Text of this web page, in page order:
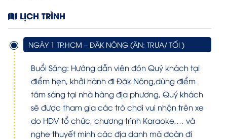
LỊCH TRÌNH
NGÀY 1 TP.HCM – ĐĂK NÔNG (ĂN: TRƯA/ TỐI )
Buổi Sáng: Hướng dẫn viên đón Quý khách tại
điểm hẹn, khởi hành đi Đăk Nông,dùng điểm
tâm sáng tại nhà hàng địa phương, Quý khách
sẽ được tham gia các trò chơi vui nhộn trên xe
do HDV tổ chức, chương trình Karaoke,… và
nghe thuyết minh các địa danh mà đoàn đi